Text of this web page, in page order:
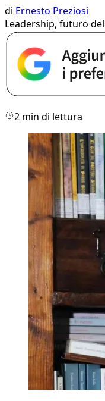
di Ernesto Preziosi
Leadership, futuro
2 min di lettura